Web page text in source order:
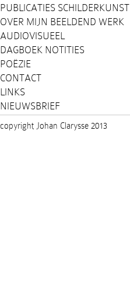
PUBLICATIES SCHILDERKUNST
OVER MIJN BEELDEND WERK
AUDIOVISUEEL
DAGBOEK NOTITIES
POËZIE
CONTACT
LINKS
NIEUWSBRIEF
copyright Johan Clarysse 2013